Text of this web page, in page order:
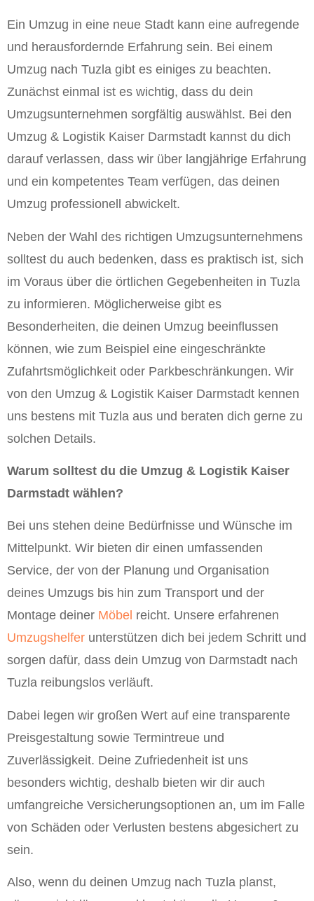
Ein Umzug in eine neue Stadt kann eine aufregende
und herausfordernde Erfahrung sein. Bei einem
Umzug nach Tuzla gibt es einiges zu beachten.
Zunächst einmal ist es wichtig, dass du dein
Umzugsunternehmen sorgfältig auswählst. Bei den
Umzug & Logistik Kaiser Darmstadt kannst du dich
darauf verlassen, dass wir über langjährige Erfahrung
und ein kompetentes Team verfügen, das deinen
Umzug professionell abwickelt.
Neben der Wahl des richtigen Umzugsunternehmens
solltest du auch bedenken, dass es praktisch ist, sich
im Voraus über die örtlichen Gegebenheiten in Tuzla
zu informieren. Möglicherweise gibt es
Besonderheiten, die deinen Umzug beeinflussen
können, wie zum Beispiel eine eingeschränkte
Zufahrtsmöglichkeit oder Parkbeschränkungen. Wir
von den Umzug & Logistik Kaiser Darmstadt kennen
uns bestens mit Tuzla aus und beraten dich gerne zu
solchen Details.
Warum solltest du die Umzug & Logistik Kaiser
Darmstadt wählen?
Bei uns stehen deine Bedürfnisse und Wünsche im
Mittelpunkt. Wir bieten dir einen umfassenden
Service, der von der Planung und Organisation
deines Umzugs bis hin zum Transport und der
Montage deiner Möbel reicht. Unsere erfahrenen
Umzugshelfer unterstützen dich bei jedem Schritt und
sorgen dafür, dass dein Umzug von Darmstadt nach
Tuzla reibungslos verläuft.
Dabei legen wir großen Wert auf eine transparente
Preisgestaltung sowie Termintreue und
Zuverlässigkeit. Deine Zufriedenheit ist uns
besonders wichtig, deshalb bieten wir dir auch
umfangreiche Versicherungsoptionen an, um im Falle
von Schäden oder Verlusten bestens abgesichert zu
sein.
Also, wenn du deinen Umzug nach Tuzla planst,